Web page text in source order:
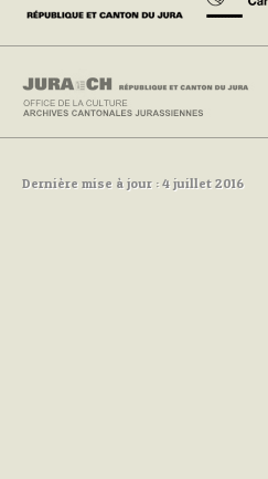
Dernière mise à jour : 4 juillet 2016